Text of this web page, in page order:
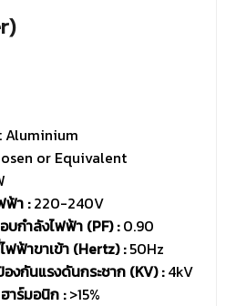
or Equivalent
ฟ้า :220-240V
บกำลังไฟฟ้า (PF) :0.90
ฟ้าขาเข้า (Hertz) :50Hz
งกันแรงดันกระชาก (KV) :4kV
าร์มอนิก :>15%